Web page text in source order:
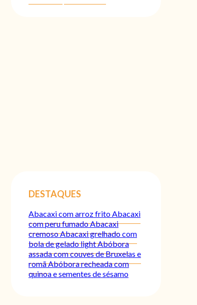
DESTAQUES
Abacaxi com arroz fritoAbacaxi
com peru fumadoAbacaxi
cremosoAbacaxi grelhado com
bola de gelado lightAbóbora
assada com couves de Bruxelas e
romãAbóbora recheada com
quinoa e sementes de sésamo